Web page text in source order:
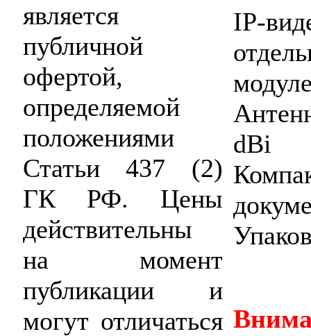
является
публичной
офертой,
определяемой
положениями
Статьи 437 (2)
ГК РФ. Цены
действительны
на момент
публикации и
могут отличаться
IP-
dBi